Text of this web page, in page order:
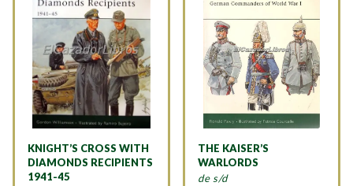
KNIGHT’S CROSS WITH
DIAMONDS RECIPIENTS
1941-45
THE KAISER’S
WARLORDS
de s/d